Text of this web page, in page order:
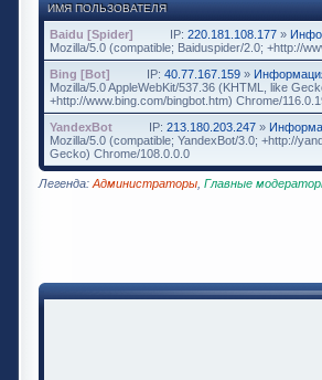
ИМЯ ПОЛЬЗОВАТЕЛЯ
Baidu [Spider] IP: 220.181.108.177 »
Mozilla/5.0 (compatible; Baiduspider/2.0; +http://
Bing [Bot]
IP: 40.77.167.159 »
Mozilla/5.0 AppleWebKit/537.36 (KHTML, like
+http://www.bing.com/bingbot.htm) Chrome/
YandexBot
IP: 213.180.203.247 »
Mozilla/5.0 (compatible; YandexBot/3.0; +http://
Gecko) Chrome/108.0.0.0
Легенда: Администраторы Главные